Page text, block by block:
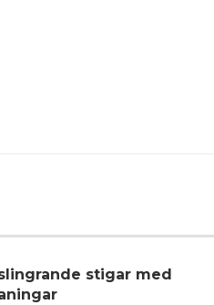
stigar med